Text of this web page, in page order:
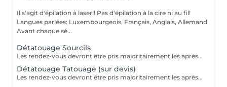
Il s'agit d'épilation à laser!! Pas d'épilation à la cire ni au fil!
Langues parlées: Luxembourgeois, Français, Anglais, Allemand
Avant chaque sé...
Détatouage Sourcils
Les rendez-vous devront être pris majoritairement les après-midis. Les rendez-vous se feront donc par appel téléphonique ou sms Merci
Détatouage Tatouage (sur devis)
Les rendez-vous devront être pris majoritairement les après-midis. Les rendez-vous se feront donc par appel téléphonique ou sms Merci